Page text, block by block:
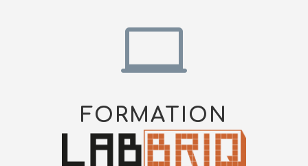

FORMATION